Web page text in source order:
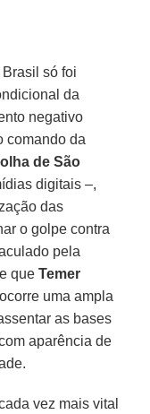
só foi
da
negativo
comando da
de São
digitais –,
das
o golpe contra
pela
queTemer
uma ampla
as bases
aparência de
vez mais vital